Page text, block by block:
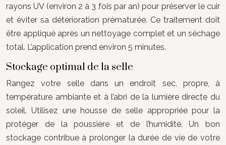
rayons UV (environ 2 à 3 fois par an) pour préserver le cuir
et éviter sa détérioration prématurée. Ce traitement doit
être appliqué après un nettoyage complet et un séchage
total. L’application prend environ 5 minutes.
Stockage optimal de la selle
Rangez votre selle dans un endroit sec, propre, à
température ambiante et à l’abri de la lumière directe du
soleil. Utilisez une housse de selle appropriée pour la
protéger de la poussière et de l’humidité. Un bon
stockage contribue à prolonger la durée de vie de votre